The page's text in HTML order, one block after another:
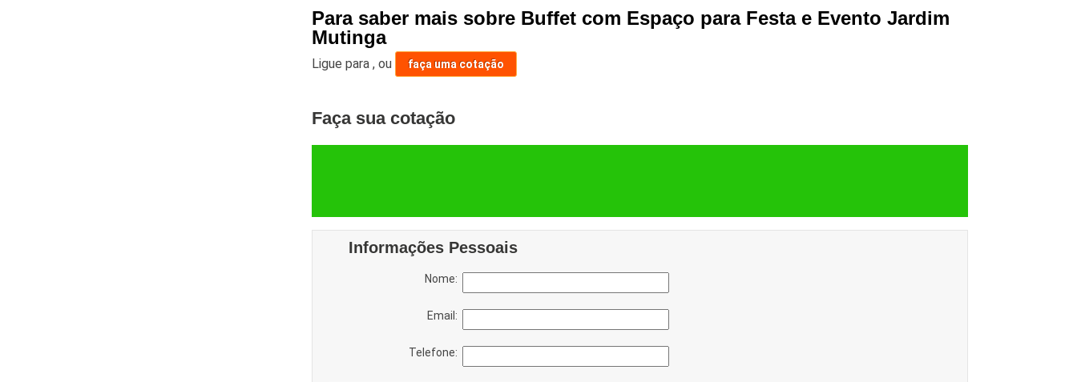
Para saber mais sobre Buffet com Espaço para Festa e Evento Jardim
Mutinga
Ligue para,ou faça uma cotação
Faça sua cotação
Informações Pessoais
Nome:
Email:
Telefone: